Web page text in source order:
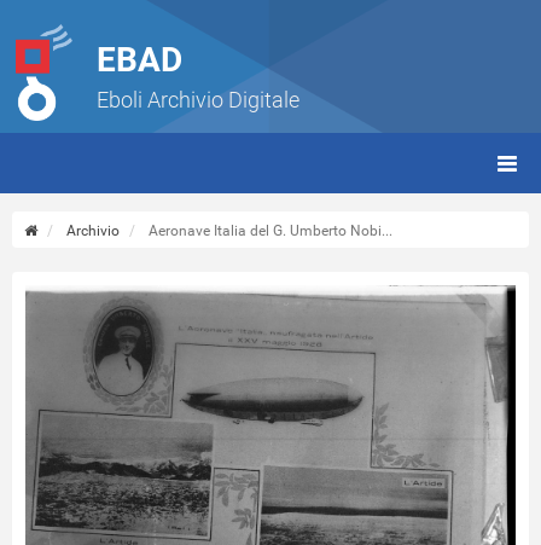
EBAD
Eboli Archivio Digitale
Archivio Aeronave Italia del G. Umberto Nobi...